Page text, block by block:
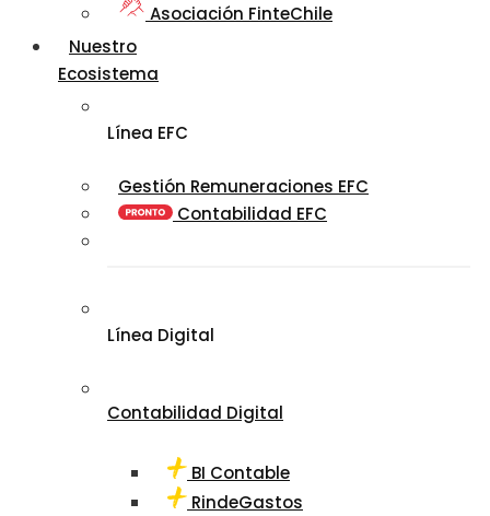
Asociación FinteChile
Nuestro
Ecosistema
Línea EFC
Gestión Remuneraciones EFC
Contabilidad EFC
Línea Digital
Contabilidad Digital
BI Contable
RindeGastos